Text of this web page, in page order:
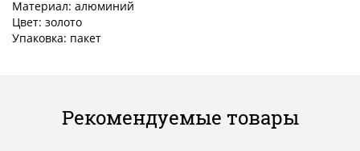
Материал: алюминий
Цвет: золото
Упаковка: пакет
Рекомендуемые товары